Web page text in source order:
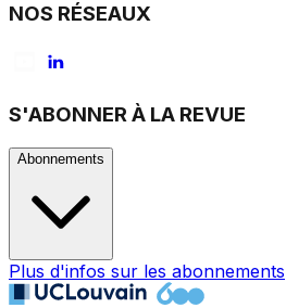
NOS RÉSEAUX
S'ABONNER À LA REVUE
Abonnements
Plus d'infos sur les abonnements